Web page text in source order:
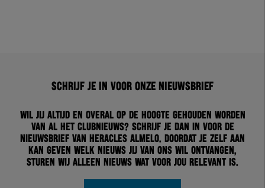
Schrijf je in voor onze nieuwsbrief
Wil jij altijd en overal op de hoogte gehouden worden
van al het clubnieuws? Schrijf je dan in voor de
nieuwsbrief van Heracles Almelo. Doordat je zelf aan
kan geven welk nieuws jij van ons wil ontvangen,
sturen wij alleen nieuws wat voor jou relevant is.